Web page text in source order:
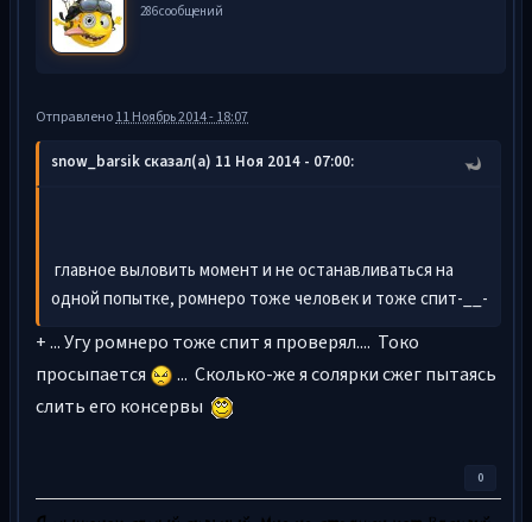
286 сообщений
Отправлено11 Ноябрь 2014 - 18:07
snow_barsik сказал(а) 11 Ноя 2014 - 07:00:
главное выловить момент и не останавливаться на
одной попытке, ромнеро тоже человек и тоже спит-__-
+ ... Угу ромнеро тоже спит я проверял.... Токо
просыпается
... Сколько-же я солярки сжег пытаясь
слить его консервы
0